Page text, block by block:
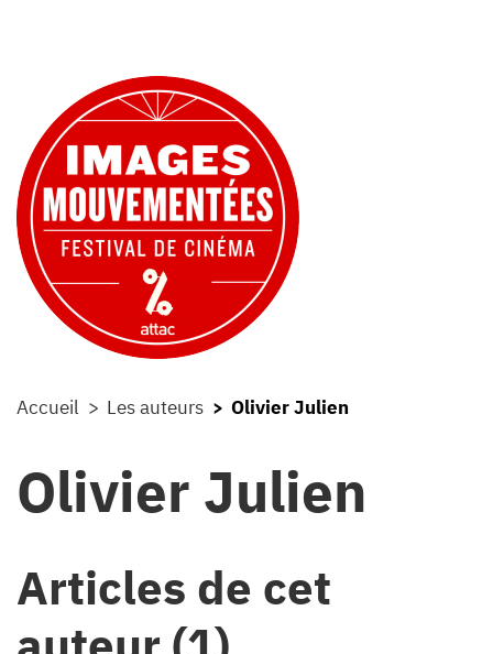
Accueil Les auteurs Olivier Julien
Olivier Julien
Articles de cet